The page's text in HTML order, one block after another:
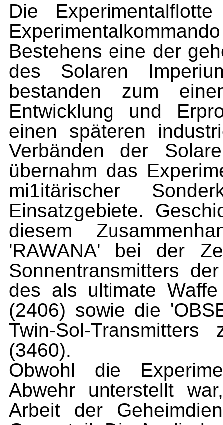
Die
Bestehens eine der
des Solaren
bestanden zum
Entwicklung und
einen späteren
Verbänden der
übernahm das
mi1itärischer
Einsatzgebiete.
diesem
'RAWANA' bei der
Sonnentransmitters
des als ultimate Waffe
(2406) sowie die
Twin-Sol-
(3460).
Obwohl die
Abwehr unterstellt
Arbeit der